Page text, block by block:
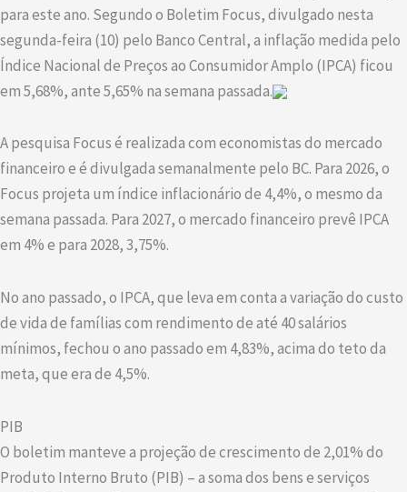
para este ano. Segundo o Boletim Focus, divulgado nesta
segunda-feira (10) pelo Banco Central, a inflação medida pelo
Índice Nacional de Preços ao Consumidor Amplo (IPCA) ficou
em 5,68%, ante 5,65% na semana passada.
A pesquisa Focus é realizada com economistas do mercado
financeiro e é divulgada semanalmente pelo BC. Para 2026, o
Focus projeta um índice inflacionário de 4,4%, o mesmo da
semana passada. Para 2027, o mercado financeiro prevê IPCA
em 4% e para 2028, 3,75%.
No ano passado, o IPCA, que leva em conta a variação do custo
de vida de famílias com rendimento de até 40 salários
mínimos, fechou o ano passado em 4,83%, acima do teto da
meta, que era de 4,5%.
PIB
O boletim manteve a projeção de crescimento de 2,01% do
Produto Interno Bruto (PIB) – a soma dos bens e serviços